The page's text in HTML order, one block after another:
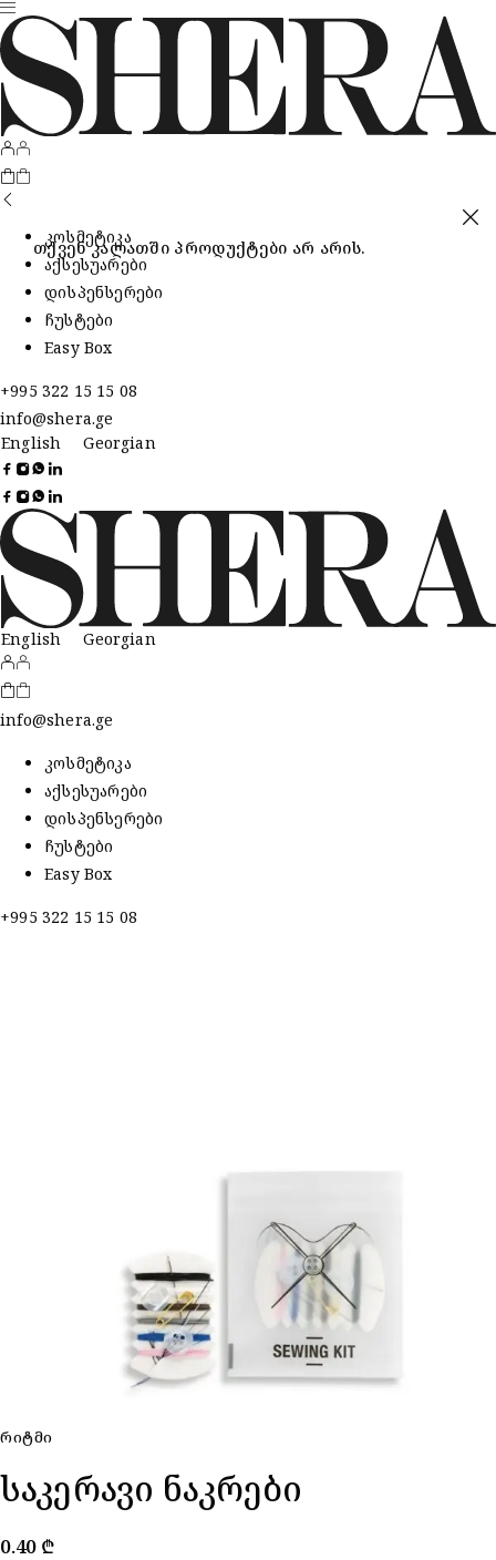
თქვენ კალათში პროდუქტები არ არის.
კოსმეტიკა
აქსესუარები
დისპენსერები
ჩუსტები
Easy Box
+995 322 15 15 08
info@shera.ge
English
Georgian
English Georgian
info@shera.ge
კოსმეტიკა
აქსესუარები
დისპენსერები
ჩუსტები
Easy Box
+995 322 15 15 08
ᲠᲘᲢᲛᲘ
საკერავი ნაკრები
0.40 ₾